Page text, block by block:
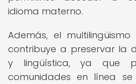
idioma materno.
Además, el
contribuye a preservar la
y lingüística, ya que
comunidades en línea se